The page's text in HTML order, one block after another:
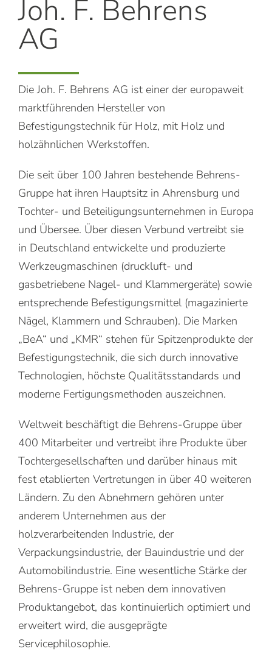
Joh. F. Behrens
AG
Die Joh. F. Behrens AG ist einer der europaweit
marktführenden Hersteller von
Befestigungstechnik für Holz, mit Holz und
holzähnlichen Werkstoffen.
Die seit über 100 Jahren bestehende Behrens-
Gruppe hat ihren Hauptsitz in Ahrensburg und
Tochter- und Beteiligungsunternehmen in Europa
und Übersee. Über diesen Verbund vertreibt sie
in Deutschland entwickelte und produzierte
Werkzeugmaschinen (druckluft- und
gasbetriebene Nagel- und Klammergeräte) sowie
entsprechende Befestigungsmittel (magazinierte
Nägel, Klammern und Schrauben). Die Marken
„BeA“ und „KMR“ stehen für Spitzenprodukte der
Befestigungstechnik, die sich durch innovative
Technologien, höchste Qualitätsstandards und
moderne Fertigungsmethoden auszeichnen.
Weltweit beschäftigt die Behrens-Gruppe über
400 Mitarbeiter und vertreibt ihre Produkte über
Tochtergesellschaften und darüber hinaus mit
fest etablierten Vertretungen in über 40 weiteren
Ländern. Zu den Abnehmern gehören unter
anderem Unternehmen aus der
holzverarbeitenden Industrie, der
Verpackungsindustrie, der Bauindustrie und der
Automobilindustrie. Eine wesentliche Stärke der
Behrens-Gruppe ist neben dem innovativen
Produktangebot, das kontinuierlich optimiert und
erweitert wird, die ausgeprägte
Servicephilosophie.